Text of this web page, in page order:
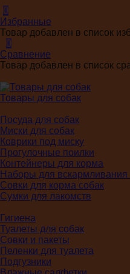
0
Избранные
Товар добавлен в список
0
Сравнение
Товар добавлен в список
Товары для собак
Посуда для собак
Миски для собак
Коврики под миску
Прогулочные поилки
Контейнеры для корма
Наборы для
Совки для корма собак
Сумки для лакомств
Гигиена
Туалеты для собак
Совки и пакеты
Пеленки для туалета
Подгузники